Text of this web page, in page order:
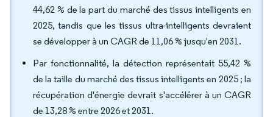
44,62 % de la part du marché des tissus intelligents en
2025, tandis que les tissus ultra-intelligents devraient
se développer à un CAGR de 11,06 % jusqu'en 2031.
Par fonctionnalité, la détection représentait 55,42 %
de la taille du marché des tissus intelligents en 2025 ; la
récupération d'énergie devrait s'accélérer à un CAGR
de 13,28 % entre 2026 et 2031.